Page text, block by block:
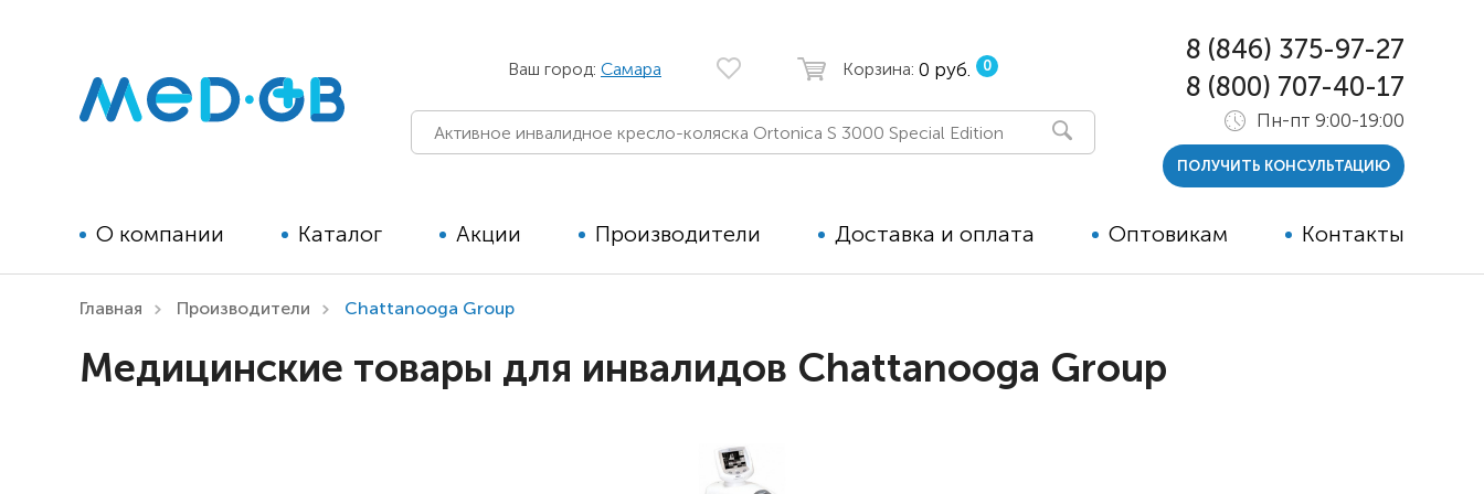
Ваш город: Самара Корзина: 0 руб. 0
О компании Каталог
реабилитации для детей
Коляски для детей с ДЦП
Детские вертикализаторы
Тренажёры
Акции Производители Доставка и оплата Оптовикам Контакты
8 (846) 375-97-27
8 (800) 707-40-17
Пн-пт 9:00-19:00
ПОЛУЧИТЬ КОНСУЛЬТАЦИЮ
Главная Производители Chattanooga Group
Медицинские товары для инвалидов Chattanooga Group